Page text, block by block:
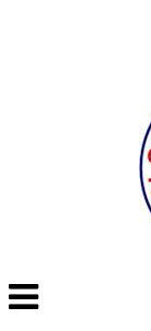
Veksle
navigasjon